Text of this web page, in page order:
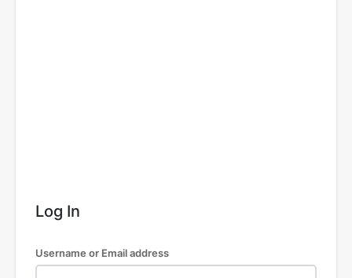
Log In
Username or Email address